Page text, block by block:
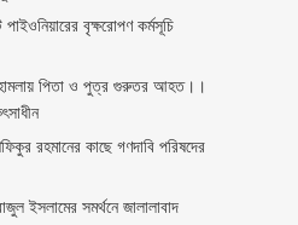
বৃক্ষরোপণ কর্মসূচি
হামলায় পিতা ও পুত্র গুরুতর আহত।।
রহমানের কাছে গণদাবি পরিষদের
ইসলামের সমর্থনে জালালাবাদ